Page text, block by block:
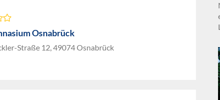
Osnabrück
Straße 12, 49074 Osnabrück